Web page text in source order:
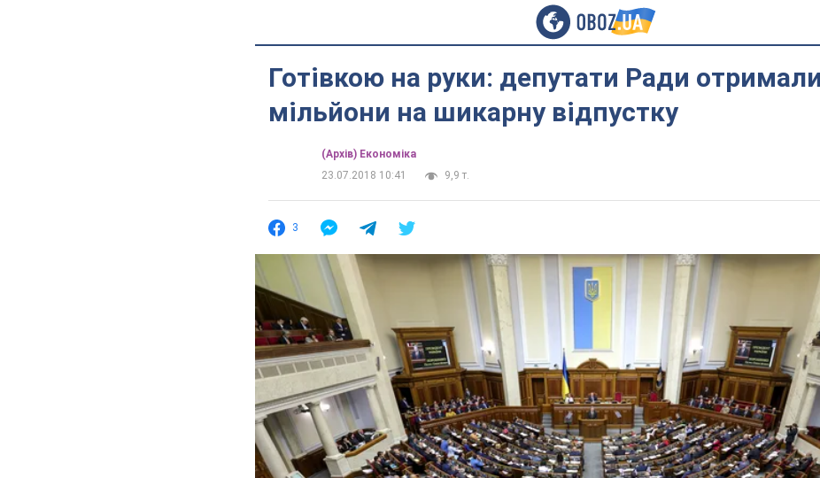
Готівкою на руки: депутати Ради отримали
мільйони на шикарну відпустку
(Архів) Економіка
23.07.2018 10:41
9,9 т.
3